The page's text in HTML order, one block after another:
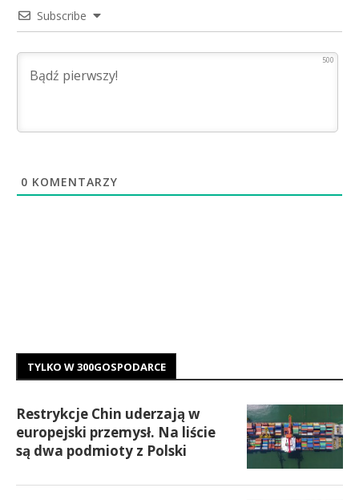
Subscribe
500
0 KOMENTARZY
TYLKO W 300GOSPODARCE
Restrykcje Chin uderzają w
europejski przemysł. Na liście
są dwa podmioty z Polski